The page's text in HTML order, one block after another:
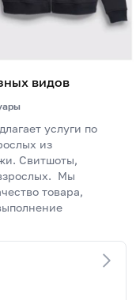
видов
из
Свитшоты,
Мы
товара,